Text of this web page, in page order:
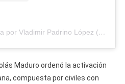
Una publicación compartida por Vladimir Padrino López (@padrinovladimir)
Maduro ordenó la activación
compuesta por civiles con